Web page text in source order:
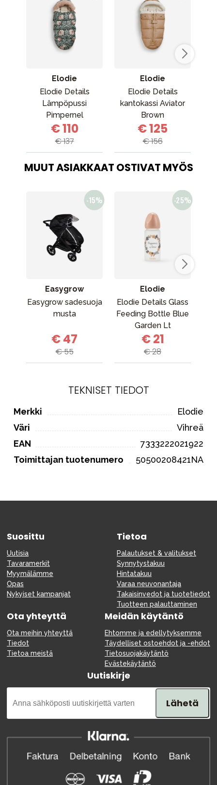
Elodie
Elodie Details
Lämpöpussi
Pimpernel
€ 110
€ 137
Elodie
Elodie Details
kantokassi Aviator
Brown
€ 125
€ 156
MUUT ASIAKKAAT OSTIVAT MYÖS
Easygrow
Easygrow sadesuoja
musta
€ 47
€ 55
Elodie
Elodie Details Glass
Feeding Bottle Blue
Garden Lt
Placement
€ 21
€ 28
TEKNISET TIEDOT
Merkki
Elodie
Väri
Vihreä
EAN
7333222021922
Toimittajan tuotenumero
50500208421NA
Suosittu
Uutisia
Tavaramerkit
Myymälämme
Opas
Nykyiset kampanjat
Tietoa
Palautukset & valitukset
Synnytystakuu
Hintatakuu
Varaa neuvonantaja
Takaisinvedot ja tuotetiedot
Tuotteen palauttaminen
Ota yhteyttä
Ota meihin yhteyttä
Tiedot
Tietoa meistä
Meidän käytäntö
Ehtomme ja edellytyksemme
Täydelliset ostoehdot ja -ehdot
Tietosuojakäytäntö
Evästekäytäntö
Uutiskirje
Lähetä